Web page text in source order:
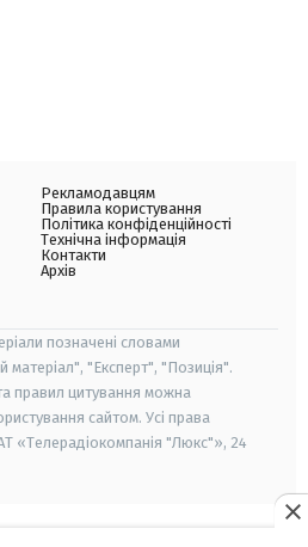
Рекламодавцям
Правила користування
Політика конфіденційності
Технічна інформація
Контакти
Архів
позначені словами
матеріал", "Експерт", "Позиція".
правил цитування можна
сайтом. Усі права
«Телерадіокомпанія "Люкс"», 24